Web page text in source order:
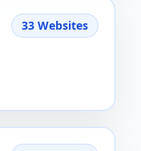
33 Websites